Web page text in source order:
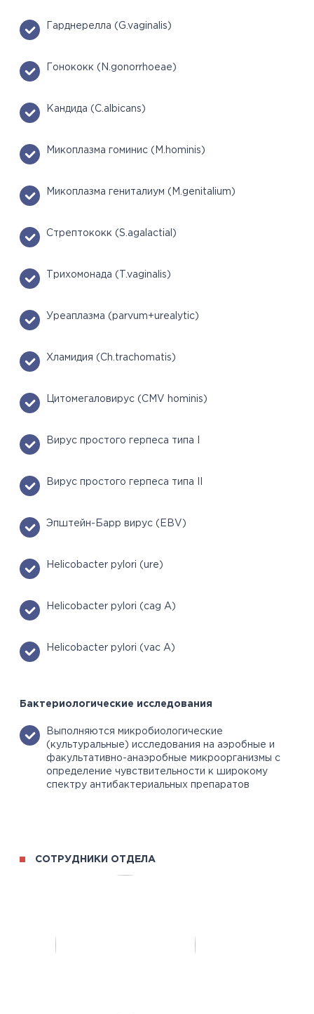
Гарднерелла (G.vaginalis)
Гонококк (N.gonorrhoeae)
Кандида (C.albicans)
Микоплазма гоминис (M.hominis)
Микоплазма гениталиум (M.genitalium)
Стрептококк (S.agalactial)
Трихомонада (T.vaginalis)
Уреаплазма (parvum+urealytic)
Хламидия (Ch.trachomatis)
Цитомегаловирус (CMV hominis)
Вирус простого герпеса типа I
Вирус простого герпеса типа II
Эпштейн-Барр вирус (EBV)
Helicobacter pylori (ure)
Helicobacter pylori (cag A)
Helicobacter pylori (vac A)
Бактериологические исследования
Выполняются микробиологические
(культуральные) исследования на аэробные и
факультативно-анаэробные микроорганизмы с
определение чувствительности к широкому
спектру антибактериальных препаратов
СОТРУДНИКИ ОТДЕЛА